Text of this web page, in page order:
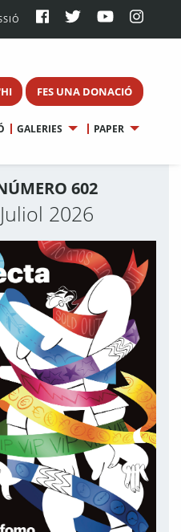
FES UNA DONACIÓ
GALERIES PAPER
602
Juliol 2026